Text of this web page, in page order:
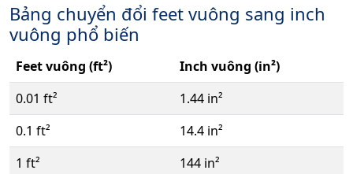
Bảng chuyển đổi feet vuông sang inch
vuông phổ biến
Feet vuông (ft²)
Inch vuông (in²)
0.01 ft²
1.44 in²
0.1 ft²
14.4 in²
1 ft²
144 in²